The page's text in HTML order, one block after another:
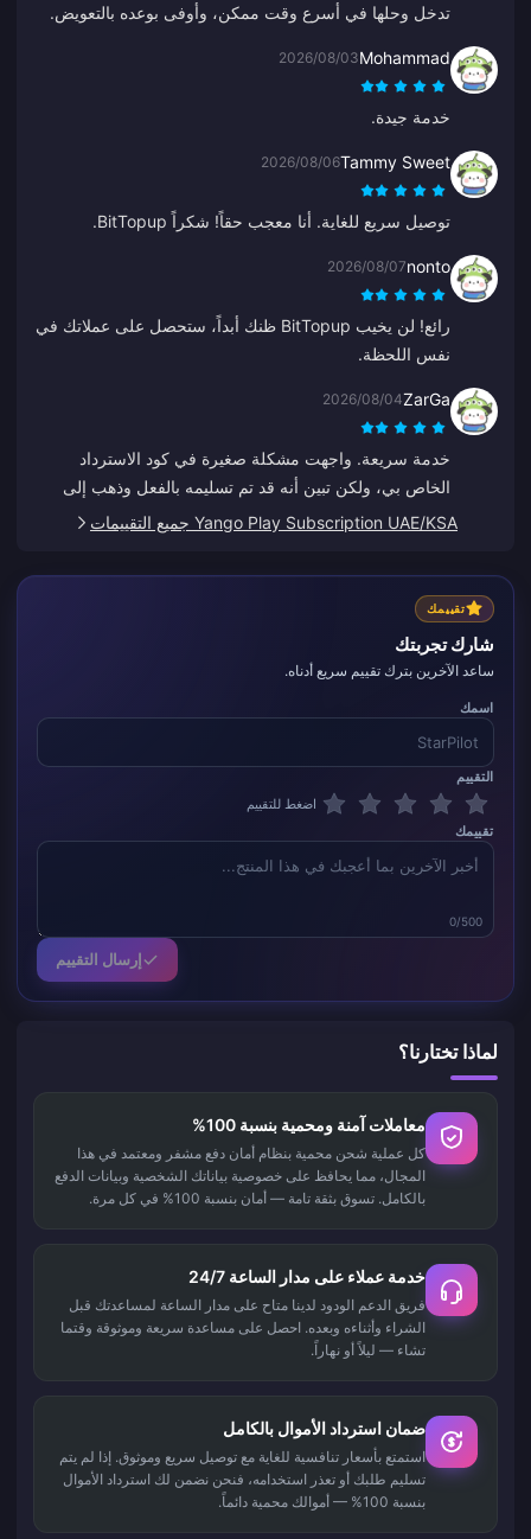
تدخل وحلها في أسرع وقت ممكن، وأوفى بوعده بالتعويض.
Mohammad
2026/08/03
خدمة جيدة.
Tammy Sweet
2026/08/06
توصيل سريع للغاية. أنا معجب حقاً! شكراً BitTopup.
nonto
2026/08/07
رائع! لن يخيب BitTopup ظنك أبداً، ستحصل على عملاتك في
نفس اللحظة.
ZarGa
2026/08/04
خدمة سريعة. واجهت مشكلة صغيرة في كود الاسترداد
الخاص بي، ولكن تبين أنه قد تم تسليمه بالفعل وذهب إلى
مجلد الرسائل غير المرغوب فيها. بعد التواصل مع الدعم تم
Yango Play Subscription UAE/KSA جميع التقييمات
تقييمك
شارك تجربتك
ساعد الآخرين بترك تقييم سريع أدناه.
اسمك
التقييم
اضغط للتقييم
تقييمك
0/500
إرسال التقييم
لماذا تختارنا؟
معاملات آمنة ومحمية بنسبة 100%
كل عملية شحن محمية بنظام أمان دفع مشفر ومعتمد في هذا
المجال، مما يحافظ على خصوصية بياناتك الشخصية وبيانات الدفع
بالكامل. تسوق بثقة تامة — أمان بنسبة 100% في كل مرة.
خدمة عملاء على مدار الساعة 24/7
فريق الدعم الودود لدينا متاح على مدار الساعة لمساعدتك قبل
الشراء وأثناءه وبعده. احصل على مساعدة سريعة وموثوقة وقتما
تشاء — ليلاً أو نهاراً.
ضمان استرداد الأموال بالكامل
استمتع بأسعار تنافسية للغاية مع توصيل سريع وموثوق. إذا لم يتم
تسليم طلبك أو تعذر استخدامه، فنحن نضمن لك استرداد الأموال
بنسبة 100% — أموالك محمية دائماً.